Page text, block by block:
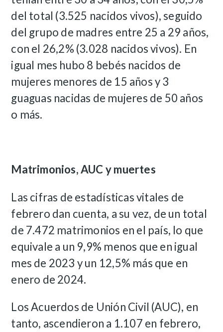
del total (3.525 nacidos vivos), seguido
del grupo de madres entre 25 a 29 años,
con el 26,2% (3.028 nacidos vivos). En
igual mes hubo 8 bebés nacidos de
mujeres menores de 15 años y 3
guaguas nacidas de mujeres de 50 años
o más.
Matrimonios, AUC y muertes
Las cifras de estadísticas vitales de
febrero dan cuenta, a su vez, de un total
de 7.472 matrimonios en el país, lo que
equivale a un 9,9% menos que en igual
mes de 2023 y un 12,5% más que en
enero de 2024.
Los Acuerdos de Unión Civil (AUC), en
tanto, ascendieron a 1.107 en febrero,